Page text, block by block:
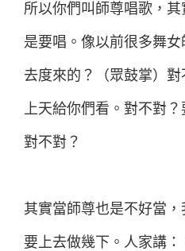
所以你們叫師尊唱歌，
是要唱。像以前很多舞
去度來的？（眾鼓掌）
上天給你們看。對不對？
對不對？
其實當師尊也是不好當
要上去做幾下。人家講